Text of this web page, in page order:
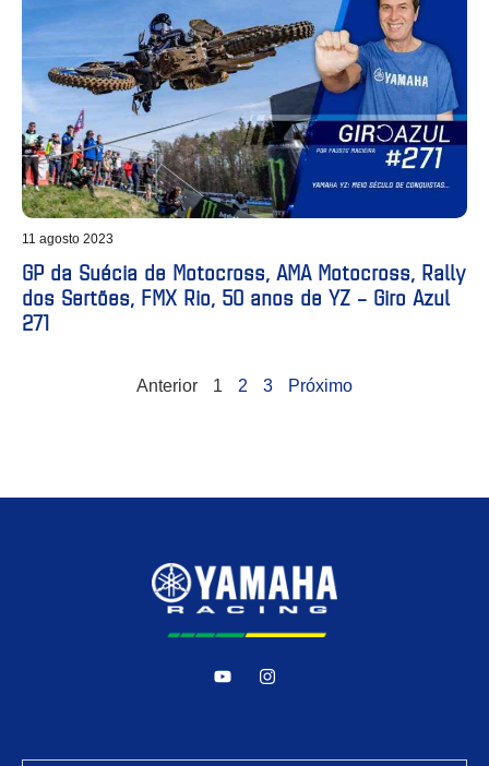
11 agosto 2023
GP da Suécia de Motocross, AMA Motocross, Rally
dos Sertões, FMX Rio, 50 anos de YZ – Giro Azul
271
Anterior 1 2 3 Próximo